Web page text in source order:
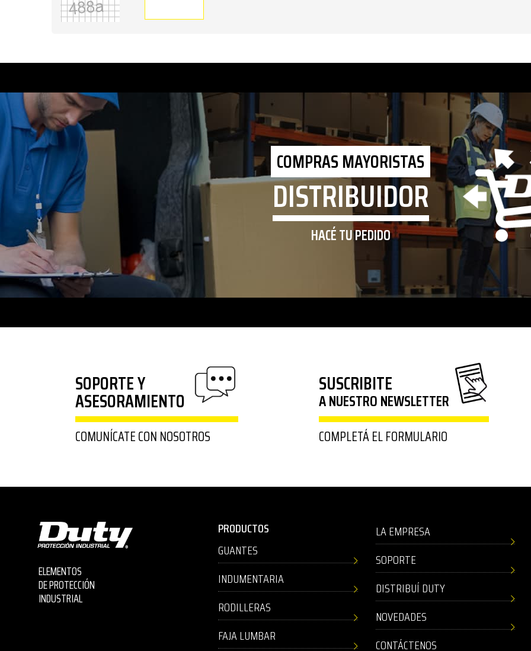
COMPRAS MAYORISTAS
DISTRIBUIDOR
HACÉ TU PEDIDO
SOPORTE Y
ASESORAMIENTO
COMUNÍCATE CON NOSOTROS
SUSCRIBITE
A NUESTRO NEWSLETTER
COMPLETÁ EL FORMULARIO
ELEMENTOS
DE PROTECCIÓN
INDUSTRIAL
PRODUCTOS
GUANTES
INDUMENTARIA
RODILLERAS
FAJA LUMBAR
LA EMPRESA
SOPORTE
DISTRIBUÍ DUTY
NOVEDADES
CONTÁCTENOS